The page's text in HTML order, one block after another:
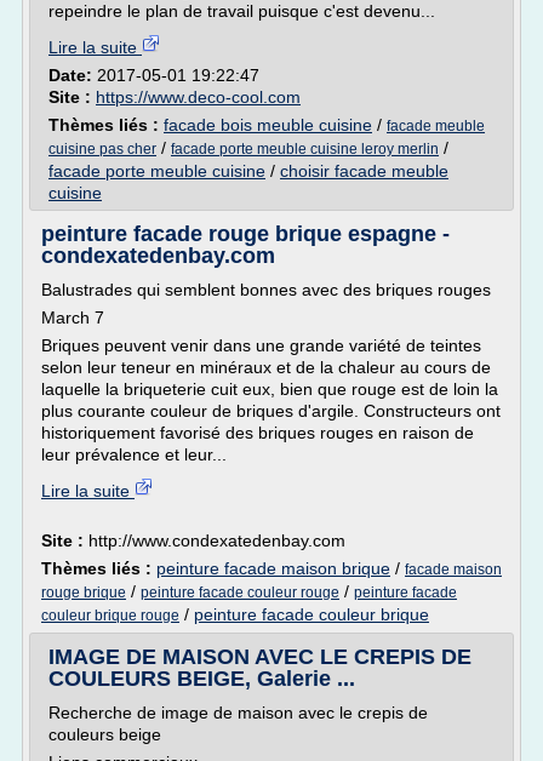
repeindre le plan de travail puisque c'est devenu...
Lire la suite
Date: 2017-05-01 19:22:47
Site : https://www.deco-cool.com
Thèmes liés : facade bois meuble cuisine / facade meuble
cuisine pas cher / facade porte meuble cuisine leroy merlin /
facade porte meuble cuisine / choisir facade meuble
cuisine
peinture facade rouge brique espagne -
condexatedenbay.com
Balustrades qui semblent bonnes avec des briques rouges
March 7
Briques peuvent venir dans une grande variété de teintes
selon leur teneur en minéraux et de la chaleur au cours de
laquelle la briqueterie cuit eux, bien que rouge est de loin la
plus courante couleur de briques d'argile. Constructeurs ont
historiquement favorisé des briques rouges en raison de
leur prévalence et leur...
Lire la suite
Site : http://www.condexatedenbay.com
Thèmes liés : peinture facade maison brique / facade maison
rouge brique / peinture facade couleur rouge / peinture facade
couleur brique rouge / peinture facade couleur brique
IMAGE DE MAISON AVEC LE CREPIS DE
COULEURS BEIGE, Galerie ...
Recherche de image de maison avec le crepis de
couleurs beige